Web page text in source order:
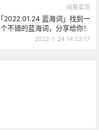
闲鱼卖货
「2022.01.24 蓝海词」找到一
个不错的蓝海词，分享给你！
2022-1-24 14:53:17